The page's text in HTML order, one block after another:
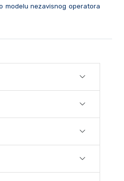
modelu nezavisnog operatora